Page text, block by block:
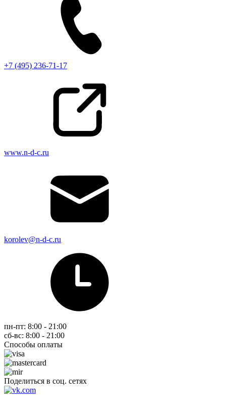
+7 (495) 236-71-17
www.n-d-c.ru
korolev@n-d-c.ru
пн-пт: 8:00 - 21:00
сб-вс: 8:00 - 21:00
Способы оплаты
Поделиться в соц. сетях